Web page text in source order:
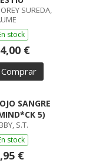
SUREDA,
stock
€
Comprar
SANGRE
5)
S.T.
stock
€